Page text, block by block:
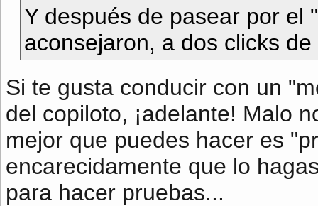
Y después de pasear por el
aconsejaron, a dos clicks
Si te gusta conducir con un
del copiloto, ¡adelante! Malo
mejor que puedes hacer es
encarecidamente que lo
para hacer pruebas...